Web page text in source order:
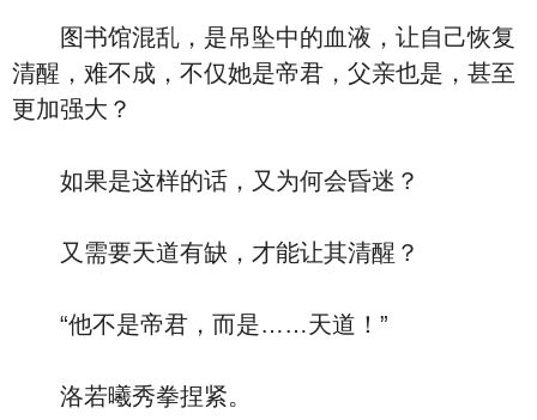
图书馆混乱，是吊坠中的血液，让自己恢复
清醒，难不成，不仅她是帝君，父亲也是，甚至
更加强大？
如果是这样的话，又为何会昏迷？
又需要天道有缺，才能让其清醒？
“他不是帝君，而是……天道！”
洛若曦秀拳捏紧。